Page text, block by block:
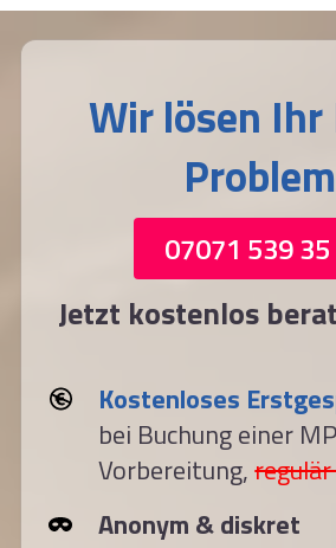
Wir lösen
07071 539
Jetzt kostenlos
Kostenloses
bei Buchung einer
Vorbereitung,
Anonym & diskret